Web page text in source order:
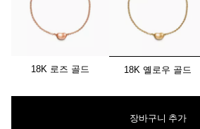
18K 로즈 골드 선택됨
18K 옐로우 골드
장바구니 추가